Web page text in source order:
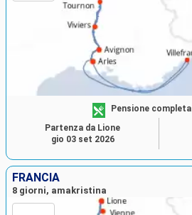
Pensione completa
Partenza da Lione
gio 03 set 2026
FRANCIA
8 giorni, amakristina